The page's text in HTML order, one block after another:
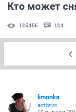
125456 124
limonka
activist